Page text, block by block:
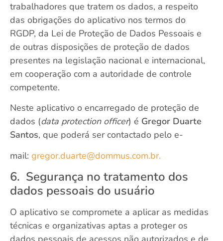
trabalhadores que tratem os dados, a respeito
das obrigações do aplicativo nos termos do
RGDP, da Lei de Proteção de Dados Pessoais e
de outras disposições de proteção de dados
presentes na legislação nacional e internacional,
em cooperação com a autoridade de controle
competente.
Neste aplicativo o encarregado de proteção de
dados (data protection officer) é Gregor Duarte
Santos, que poderá ser contactado pelo e-
mail: gregor.duarte@dommus.com.br.
6. Segurança no tratamento dos
dados pessoais do usuário
O aplicativo se compromete a aplicar as medidas
técnicas e organizativas aptas a proteger os